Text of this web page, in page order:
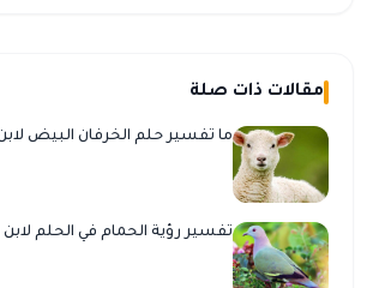
مقالات ذات صلة
ما تفسير حلم الخرفان البيض
تفسير رؤية الحمام في الحلم